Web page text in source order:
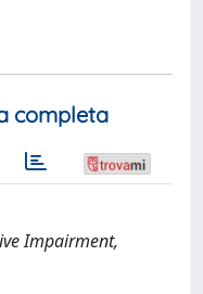
completa
Impairment,